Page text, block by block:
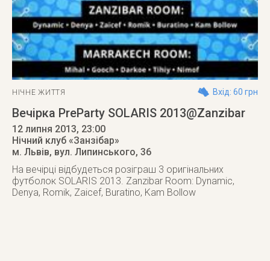
НІЧНЕ ЖИТТЯ Вхід: 60 грн
Вечірка PreParty SOLARIS 2013@Zanzibar
12 липня 2013, 23:00
Нічний клуб «Занзібар»
м. Львів, вул. Липинського, 36
На вечірці відбудеться розіграш 3 оригінальних
футболок SOLARIS 2013. Zanzibar Room: Dynamic,
Denya, Romik, Zaicef, Buratino, Kam Bollow